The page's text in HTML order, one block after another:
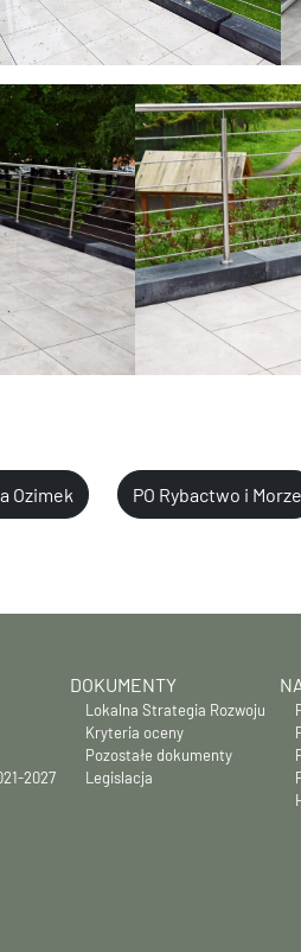
Ozimek PO Rybactwo i Morze
2027
DOKUMENTY
Lokalna Strategia Rozwoju
Kryteria oceny
Pozostałe dokumenty
Legislacja